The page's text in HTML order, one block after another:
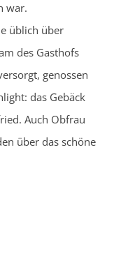
war.
üblich über
des Gasthofs
genossen
das Gebäck
Auch Obfrau
über das schöne